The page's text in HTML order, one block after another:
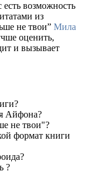
возможность
из
не твои” Мила
оценить,
и вызывает
Айфона?
не твои"?
формат книги
?